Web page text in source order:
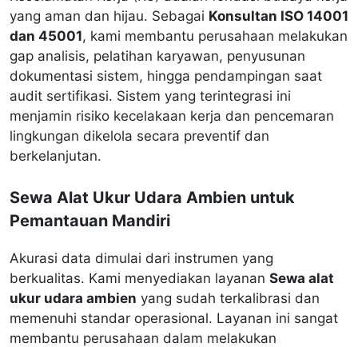
yang aman dan hijau. Sebagai Konsultan ISO 14001
dan 45001, kami membantu perusahaan melakukan
gap analisis, pelatihan karyawan, penyusunan
dokumentasi sistem, hingga pendampingan saat
audit sertifikasi. Sistem yang terintegrasi ini
menjamin risiko kecelakaan kerja dan pencemaran
lingkungan dikelola secara preventif dan
berkelanjutan.
Sewa Alat Ukur Udara Ambien untuk
Pemantauan Mandiri
Akurasi data dimulai dari instrumen yang
berkualitas. Kami menyediakan layanan Sewa alat
ukur udara ambien yang sudah terkalibrasi dan
memenuhi standar operasional. Layanan ini sangat
membantu perusahaan dalam melakukan